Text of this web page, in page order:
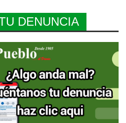
DENUNCIA